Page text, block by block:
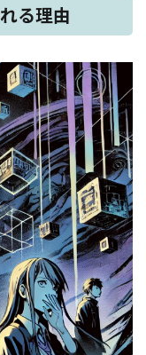
る理由